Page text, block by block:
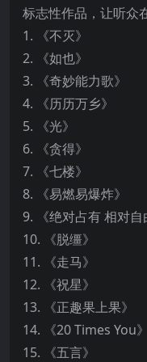
标志性作品，让听众
1. 《不灭》
2. 《如也》
3. 《奇妙能力歌》
4. 《历历万乡》
5. 《光》
6. 《贪得》
7. 《七楼》
8. 《易燃易爆炸》
9. 《绝对占有 相对自
10. 《脱缰》
11. 《走马》
12. 《祝星》
13. 《正趣果上果》
14. 《20 Times You》
15. 《五言》